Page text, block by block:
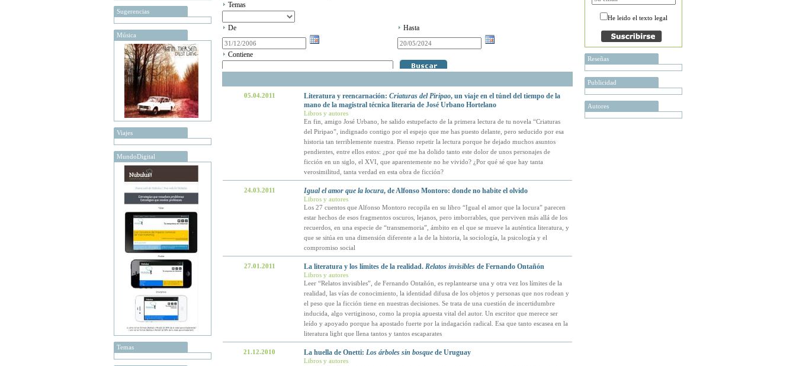
Sugerencias
Música
Viajes
MundoDigital
Temas
Temas
De Hasta
Contiene
05.04.2011 Literatura y reencarnación: Criaturas del Piripao, un viaje en el túnel del tiempo de la
mano de la magistral técnica literaria de José Urbano Hortelano
Libros y autores
En fin, amigo José Urbano, he salido estupefacto de la primera lectura de tu novela “Criaturas
del Piripao”, indignado contigo por el espejo que me has puesto delante, pero seducido por esa
historia tan terriblemente nuestra. Pienso repetir la lectura porque he dejado muchos asuntos
pendientes, entre ellos estos: ¿por qué me ha dolido tanto este dolor de unos personajes de
ficción en un siglo, el XVI, que aparentemente no he vivido? ¿Por qué sé que hay tanta
verosimilitud, tanta verdad en esta obra de ficción?
24.03.2011 Igual el amor que la locura, de Alfonso Montoro: donde no habite el olvido
Libros y autores
Los 27 cuentos que Alfonso Montoro recopila en su libro “Igual el amor que la locura” parecen
estar hechos de esos fragmentos oscuros, lejanos, pero imborrables, que perviven más allá de los
recuerdos, en una especie de “transmemoria”, ámbito en el que se mueve la auténtica literatura, y
que se sitúa en una dimensión diferente a la de la historia, la sociología, la psicología y el
compromiso social
27.01.2011 La literatura y los límites de la realidad. Relatos invisiblesde Fernando Ontañón
Libros y autores
Leer “Relatos invisibles”, de Fernando Ontañón, es replantearse una y otra vez los límites de la
realidad, las vías de conocimiento, la identidad difusa de los objetos y personas que nos rodean y
el peso que la ficción tiene en nuestras decisiones. Se trata de una cuestión de incertidumbre
inducida, algo vertiginoso, como la propia apuesta vital del autor. Un escritor que merece ser
leído y apoyado porque ha apostado fuerte por la indagación radical. Esa que tanto escasea en la
literatura light que llena tantos y tantos escaparates
21.12.2010 La huella de Onetti: Los árboles sin bosquede Uruguay
Libros y autores
He leido el texto legal
Reseñas
Publicidad
Autores